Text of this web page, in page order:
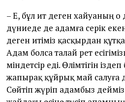
– Е, бұл ит деген хайуаның о
дүниеде де адамға серік
деген итіміз қасқырдан
Адам болса талай рет
міндетсір еді. Өлімтігін
жапырақ құйрық май салуға
Сөйтіп жүріп адамбыз